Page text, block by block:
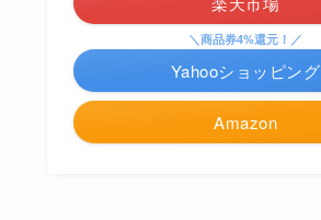
Amazon
＼商品券4%還元！／
Yahooショッピング